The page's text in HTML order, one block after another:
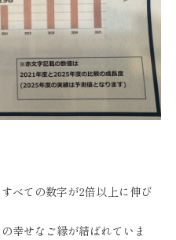
べての数字が2倍以上に伸び
幸せなご縁が結ばれていま